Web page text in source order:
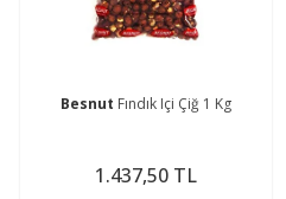
Besnut Fındık Içi Çiğ 1 Kg
1.437,50 TL